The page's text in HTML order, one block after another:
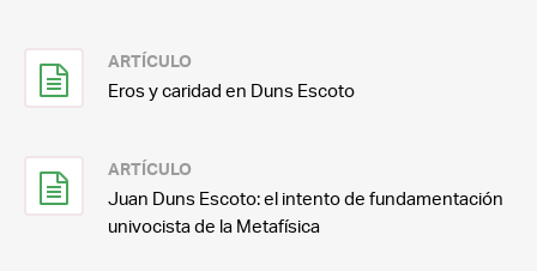
ARTÍCULO
Eros y caridad en Duns Escoto
ARTÍCULO
Juan Duns Escoto: el intento de fundamentación
univocista de la Metafísica